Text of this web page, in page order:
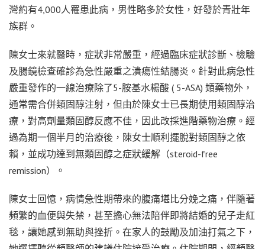
灣約有4,000人罹患此病，男性略多於女性，好發於青壯年
族群。
陳女士來就醫時，症狀非常嚴重，經過臨床症狀診斷、檢驗
及腸鏡檢查確診為急性嚴重之潰瘍性結腸炎。針對此病急性
嚴重發作的一線治療除了5-胺基水楊酸 ( 5-ASA) 類藥物外，
通常需合併類固醇注射，但由於陳女士已長期使用類固醇治
療，對高劑量類固醇反應不佳，因此改採進階藥物治療。經
過為期一個半月的治療後，陳女士順利擺脫對類固醇之依
賴，並成功達到無類固醇之症狀緩解（steroid-free
remission）。
陳女士回憶，病情急性期帶來的腹痛堪比分娩之痛，伴隨著
頻繁的血便與失禁，甚至擔心無法陪伴即將結婚的兒子走紅
毯，讓她感到無助與挫折。在家人的鼓勵及加油打氣之下，